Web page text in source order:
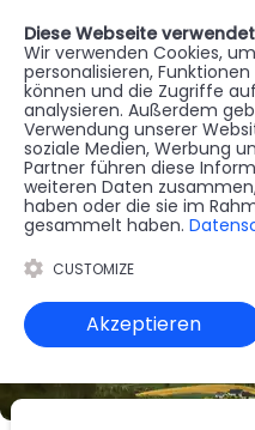
MENU
Diese Webseite
Wir verwenden Cookies,
personalisieren,
können und die Zugriffe
analysieren. Außerdem
Verwendung unserer
soziale Medien, Werbung
Partner führen diese
weiteren Daten
haben oder die sie im
gesammelt haben.
CUSTOMIZE
Akzeptieren